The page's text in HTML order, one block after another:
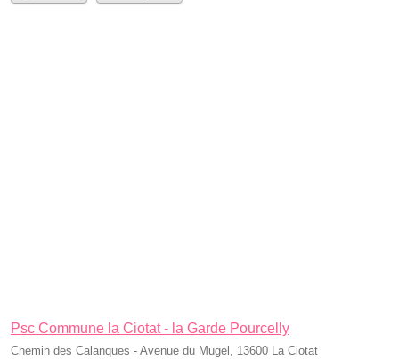
Psc Commune la Ciotat - la Garde Pourcelly
Chemin des Calanques - Avenue du Mugel, 13600 La Ciotat